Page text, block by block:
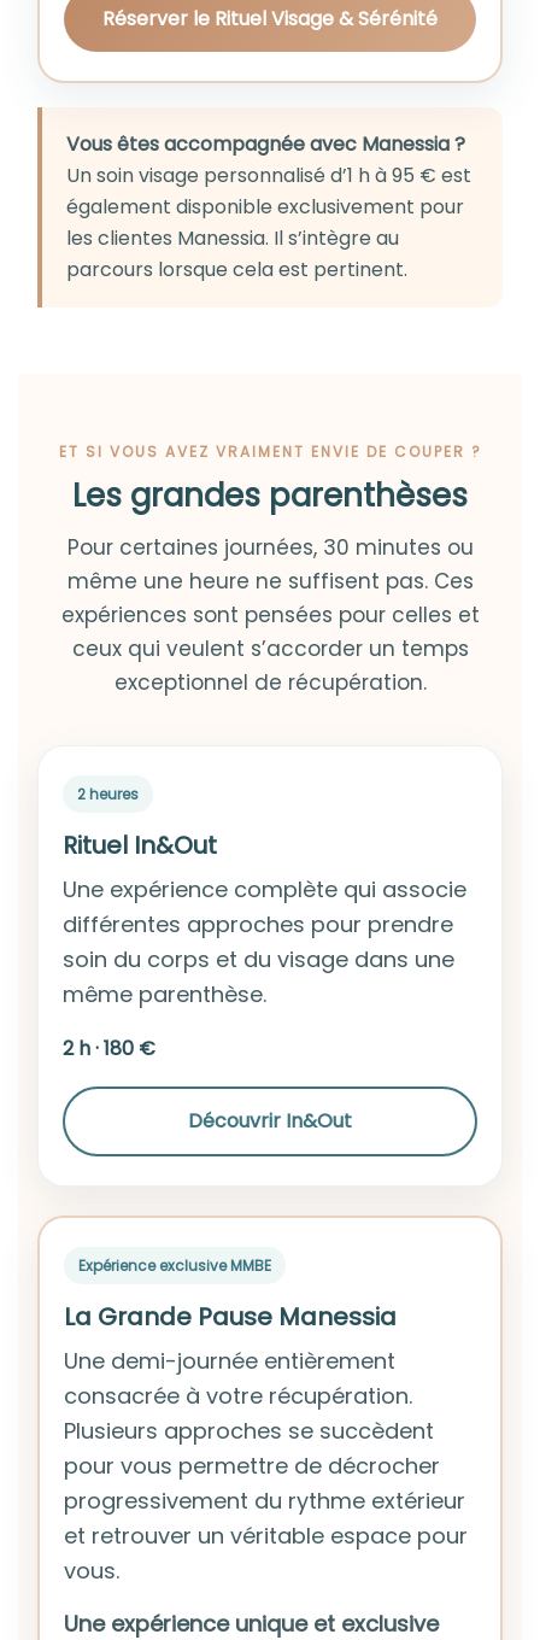
Réserver le Rituel Visage & Sérénité
Vous êtes accompagnée avec Manessia ?
Un soin visage personnalisé d’1 h à 95 € est
également disponible exclusivement pour
les clientes Manessia. Il s’intègre au
parcours lorsque cela est pertinent.
ET SI VOUS AVEZ VRAIMENT ENVIE DE COUPER ?
Les grandes parenthèses
Pour certaines journées, 30 minutes ou
même une heure ne suffisent pas. Ces
expériences sont pensées pour celles et
ceux qui veulent s’accorder un temps
exceptionnel de récupération.
2 heures
Rituel In&Out
Une expérience complète qui associe
différentes approches pour prendre
soin du corps et du visage dans une
même parenthèse.
2 h · 180 €
Découvrir In&Out
Expérience exclusive MMBE
La Grande Pause Manessia
Une demi-journée entièrement
consacrée à votre récupération.
Plusieurs approches se succèdent
pour vous permettre de décrocher
progressivement du rythme extérieur
et retrouver un véritable espace pour
vous.
Une expérience unique et exclusive